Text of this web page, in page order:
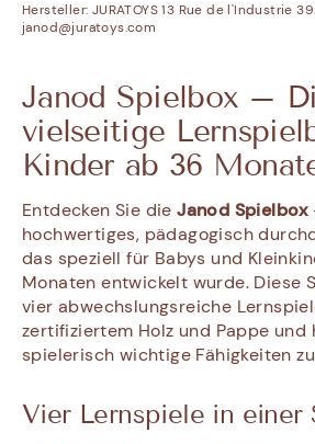
Hersteller: JURATOYS 13 Rue de l'Industrie
janod@juratoys.com
Janod Spielbox –
vielseitige
Kinder ab 36
Entdecken Sie dieJanod Spielbox
hochwertiges, pädagogisch
das speziell für Babys und
Monaten entwickelt wurde. Diese
vier abwechslungsreiche
zertifiziertem Holz und Pappe und
spielerisch wichtige Fähigkeiten
Vier Lernspiele in einer